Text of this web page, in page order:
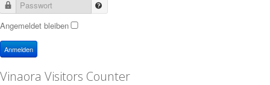
Passwort
Angemeldet bleiben
Anmelden
Vinaora Visitors Counter